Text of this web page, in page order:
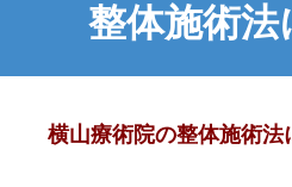
整体施術法
横山療術院の整体施術